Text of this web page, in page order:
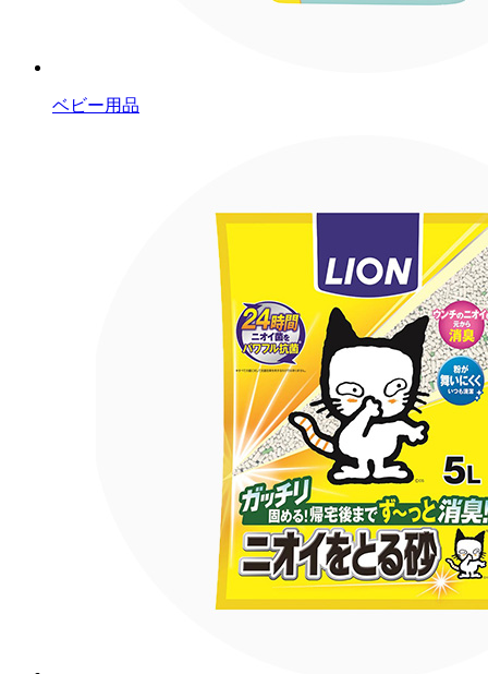
ベビー用品